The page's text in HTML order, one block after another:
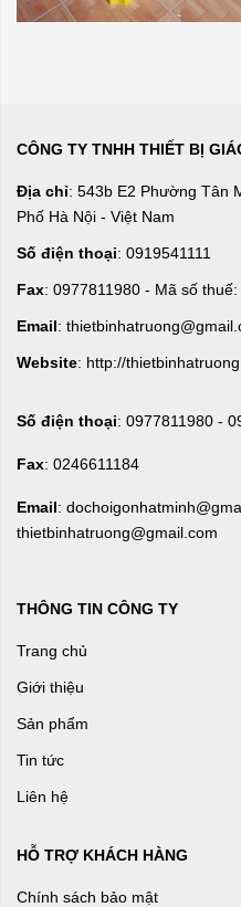
CÔNG TY TNHH THIẾT BỊ
Địa chỉ: 543b E2 Phường Tân
Phố Hà Nội - Việt Nam
Số điện thoại: 0919541111
Fax: 0977811980 - Mã số
Email:
Website: http://
Số điện thoại: 0977811980 -
Fax: 0246611184
Email:
thietbinhatruong@gmail.com
THÔNG TIN CÔNG TY
Trang chủ
Giới thiệu
Sản phẩm
Tin tức
Liên hệ
HỖ TRỢ KHÁCH HÀNG
Chính sách bảo mật